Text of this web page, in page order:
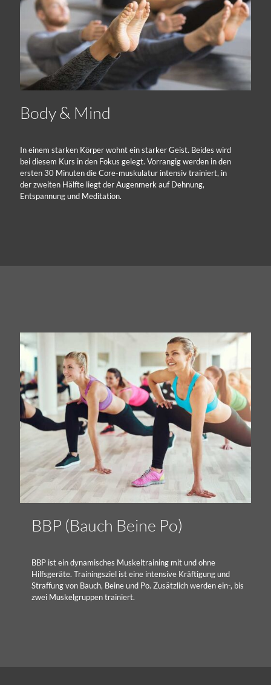
Body & Mind
In einem starken Körper wohnt ein starker Geist. Beides wird
bei diesem Kurs in den Fokus gelegt. Vorrangig werden in den
ersten 30 Minuten die Core-muskulatur intensiv trainiert, in
der zweiten Hälfte liegt der Augenmerk auf Dehnung,
Entspannung und Meditation.
BBP (Bauch Beine Po)
BBP ist ein dynamisches Muskeltraining mit und ohne
Hilfsgeräte. Trainingsziel ist eine intensive Kräftigung und
Straffung von Bauch, Beine und Po. Zusätzlich werden ein-, bis
zwei Muskelgruppen trainiert.